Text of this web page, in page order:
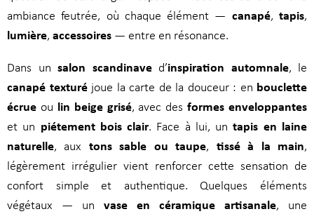
ambiance feutrée, où chaque élément — canapé, tapis,
lumière, accessoires — entre en résonance.
Dans un salon scandinave d’inspiration automnale, le
canapé texturé joue la carte de la douceur : en bouclette
écrue ou lin beige grisé, avec des formes enveloppantes
et un piétement bois clair. Face à lui, untapis en laine
naturelle, aux tons sable ou taupe, tissé à la main,
légèrement irrégulier vient renforcer cette sensation de
confort simple et authentique. Quelques éléments
végétaux — un
vase en céramique artisanale, une